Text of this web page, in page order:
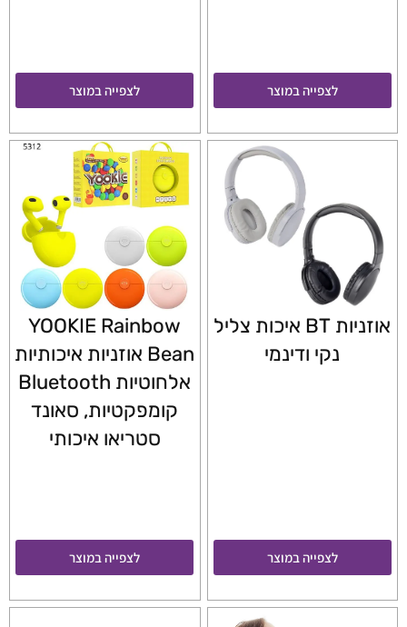
לצפייה במוצר לצפייה במוצר
אוזניות BT איכות צליל
נקי ודינמי
לצפייה במוצר
YOOKIE Rainbow
Bean אוזניות איכותיות
אלחוטיות Bluetooth
קומפקטיות, סאונד
סטריאו איכותי
לצפייה במוצר